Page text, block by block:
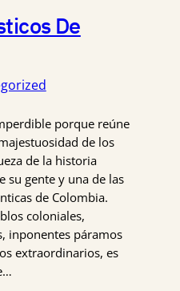
De
porque reúne
de los
de la historia
su gente y una de las
de Colombia.
coloniales,
inponentes páramos
extraordinarios, es